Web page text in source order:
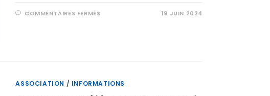
COMMENTAIRES FERMÉS 19 JUIN 2024
ASSOCIATION / INFORMATIONS